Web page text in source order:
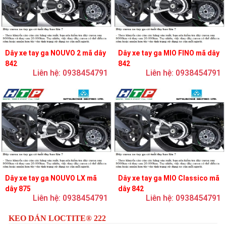
Dây xe tay ga NOUVO 2 mã dây
842
Liên hệ: 0938454791
Dây xe tay ga MIO FINO mã dây
842
Liên hệ: 0938454791
Dây xe tay ga NOUVO LX mã
dây 875
Liên hệ: 0938454791
Dây xe tay ga MIO Classico mã
dây 842
Liên hệ: 0938454791
KEO DÁN LOCTITE® 222